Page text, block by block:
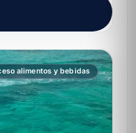
alimentos y bebidas